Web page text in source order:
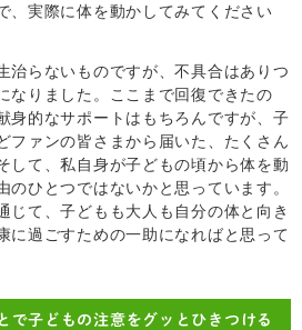
、実際に体を動かしてみてください
治らないものですが、不具合はありつ
なりました。ここまで回復できたの
身的なサポートはもちろんですが、子
ファンの皆さまから届いた、たくさん
して、私自身が子どもの頃から体を動
のひとつではないかと思っています。
じて、子どもも大人も自分の体と向き
に過ごすための一助になればと思って
で子どもの注意をグッとひきつける